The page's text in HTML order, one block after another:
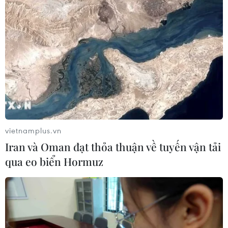
06/08/2026 11:01
Cảnh báo mưa cường độ lớn trên
100mm tại Bắc Bộ, Thanh Hóa và
Nghệ An
06/08/2026 10:23
Bãi bỏ một số văn bản quy phạm
Thanh Hóa dự kiến bắn pháo hoa vào
dịp Quốc khánh 2/9
06/08/2026 09:58
vietnamplus.vn
Iran và Oman đạt thỏa thuận về tuyến vận tải
qua eo biển Hormuz